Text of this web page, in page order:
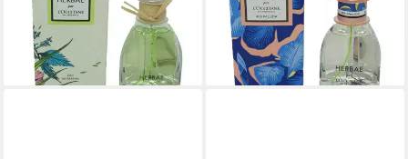
90ml
249,00 €
(2.766,67 €/ 1 l)
lieferbar - in 2-3 Werktagen bei dir
Parfum 50ml
169,00 €
(3.380,00 €/ 1 l)
lieferbar - in 2-3 Werktagen bei dir